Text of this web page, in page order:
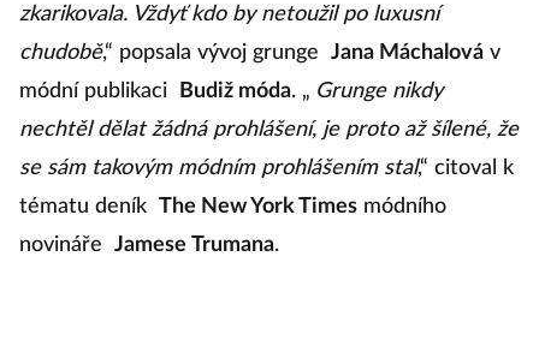
zkarikovala. Vždyť kdo by netoužil po luxusní
chudobě,“ popsala vývoj grunge Jana Máchalováv
módní publikaci
Budiž móda. „ Grunge nikdy
nechtěl dělat žádná prohlášení, je proto až šílené, že
se sám takovým módním prohlášením stal,“ citoval k
tématu deník The New York Timesmódního
novináře
Jamese Trumana.